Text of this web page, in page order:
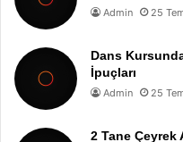
Admin 25
Dans
İpuçları
Admin 25
2 Tane Çeyrek